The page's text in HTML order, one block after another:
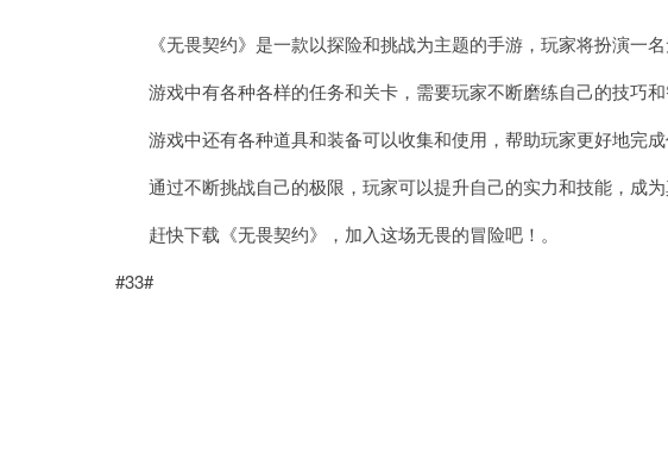
《无畏契约》是一款以探险和挑战为主题的手游，玩家将扮演一名
游戏中有各种各样的任务和关卡，需要玩家不断磨练自己的技巧和
游戏中还有各种道具和装备可以收集和使用，帮助玩家更好地完成
通过不断挑战自己的极限，玩家可以提升自己的实力和技能，成为
赶快下载《无畏契约》，加入这场无畏的冒险吧！。
#33#